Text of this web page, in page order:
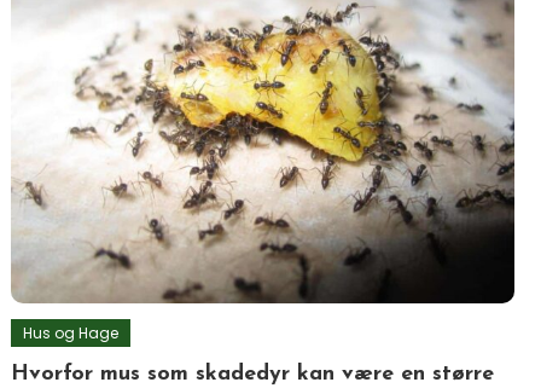
Hus og Hage
Hvorfor mus som skadedyr kan være en større